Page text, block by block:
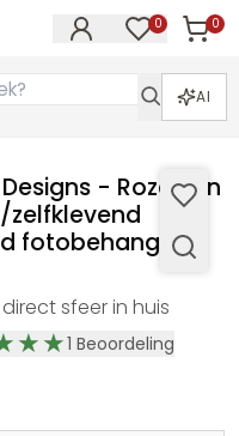
0 0
AI
- Roze Zon
zelfklevend
fotobehang, Ø
sfeer in huis
1 Beoordeling